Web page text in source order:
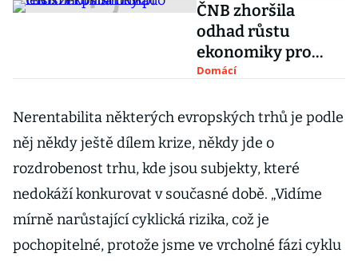
ČNB zhoršila
odhad růstu
ekonomiky pro
letošní i příští rok
Domácí
Nerentabilita některých evropských trhů je podle
něj někdy ještě dílem krize, někdy jde o
rozdrobenost trhu, kde jsou subjekty, které
nedokáží konkurovat v současné době. „Vidíme
mírně narůstající cyklická rizika, což je
pochopitelné, protože jsme ve vrcholné fázi cyklu